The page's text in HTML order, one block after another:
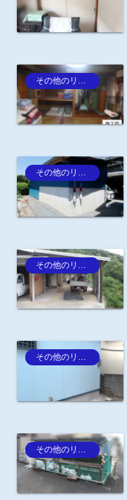
その他のリフォーム
その他のリフォーム
その他のリフォーム
その他のリフォーム
その他のリフォーム